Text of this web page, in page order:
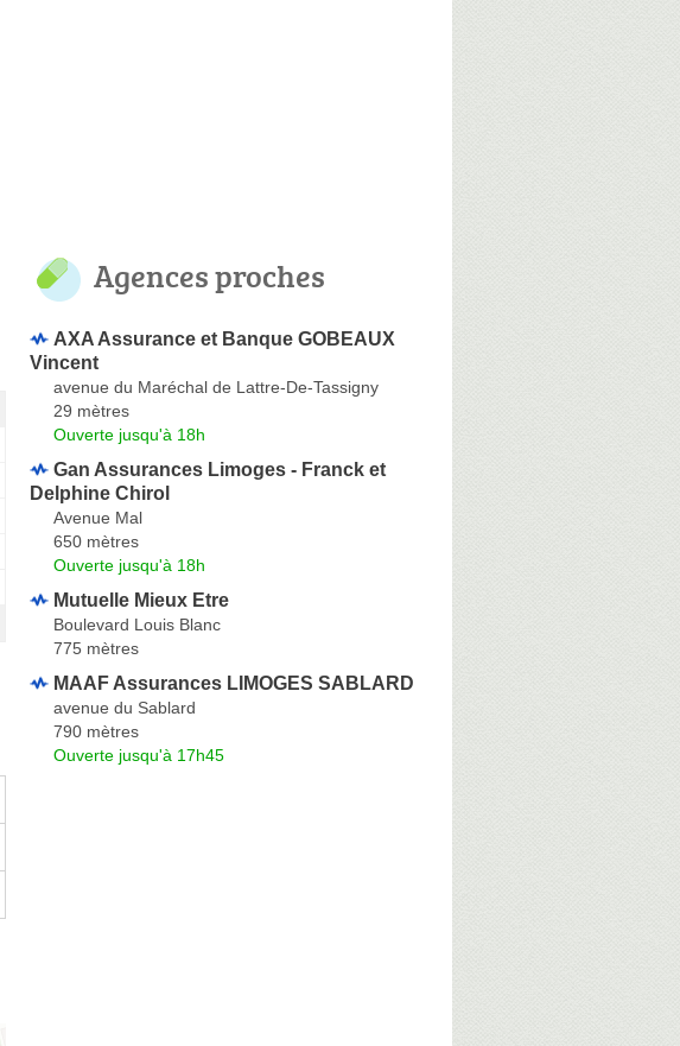
Agences proches
AXA Assurance et Banque GOBEAUX
Vincent
avenue du Maréchal de Lattre-De-Tassigny
29 mètres
Ouverte jusqu'à 18h
Gan Assurances Limoges - Franck et
Delphine Chirol
Avenue Mal
650 mètres
Ouverte jusqu'à 18h
Mutuelle Mieux Etre
Boulevard Louis Blanc
775 mètres
MAAF Assurances LIMOGES SABLARD
avenue du Sablard
790 mètres
Ouverte jusqu'à 17h45